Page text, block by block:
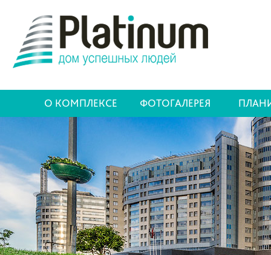
О КОМПЛЕКСЕ ФОТОГАЛЕРЕЯ